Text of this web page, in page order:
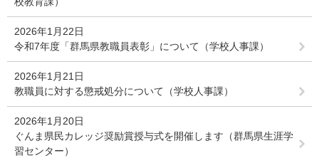
2026年1月22日
令和7年度「群馬県教職員表彰」について（学校人事課）
2026年1月21日
教職員に対する懲戒処分について（学校人事課）
2026年1月20日
ぐんま県民カレッジ奨励賞授与式を開催します（群馬県生涯学
習センター）